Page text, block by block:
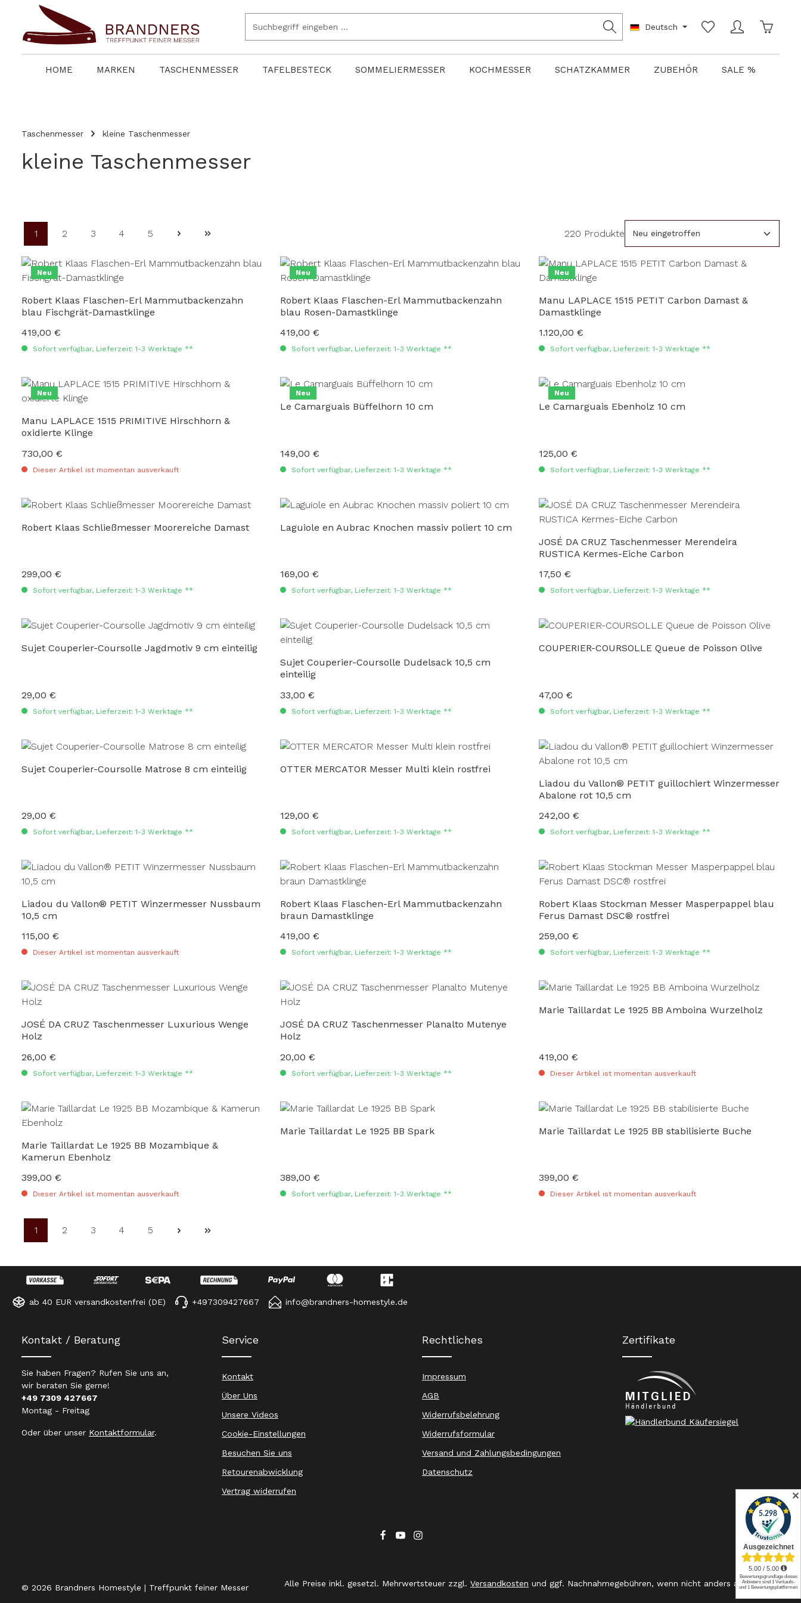
Zur Hauptnavigation springen
Deutsch
HOME MARKEN TASCHENMESSER TAFELBESTECK SOMMELIERMESSER KOCHMESSER SCHATZKAMMER ZUBEHÖR SALE %
Taschenmesser kleine Taschenmesser
kleine Taschenmesser
Seite
1
Seite
2
Seite
3
Seite
4
Seite
5 220 Produkte
Neu
Robert Klaas Flaschen-Erl Mammutbackenzahn
blau Fischgrät-Damastklinge
Regulärer Preis:
419,00 €
Sofort verfügbar, Lieferzeit: 1-3 Werktage **
Neu
Robert Klaas Flaschen-Erl Mammutbackenzahn
blau Rosen-Damastklinge
Regulärer Preis:
419,00 €
Sofort verfügbar, Lieferzeit: 1-3 Werktage **
Neu
Manu LAPLACE 1515 PETIT Carbon Damast &
Damastklinge
Regulärer Preis:
1.120,00 €
Sofort verfügbar, Lieferzeit: 1-3 Werktage **
Neu
Manu LAPLACE 1515 PRIMITIVE Hirschhorn &
oxidierte Klinge
Regulärer Preis:
730,00 €
Dieser Artikel ist momentan ausverkauft
Neu
Le Camarguais Büffelhorn 10 cm
Regulärer Preis:
149,00 €
Sofort verfügbar, Lieferzeit: 1-3 Werktage **
Neu
Le Camarguais Ebenholz 10 cm
Regulärer Preis:
125,00 €
Sofort verfügbar, Lieferzeit: 1-3 Werktage **
Robert Klaas Schließmesser Moorereiche Damast
Regulärer Preis:
299,00 €
Sofort verfügbar, Lieferzeit: 1-3 Werktage **
Laguiole en Aubrac Knochen massiv poliert 10 cm
Regulärer Preis:
169,00 €
Sofort verfügbar, Lieferzeit: 1-3 Werktage **
JOSÉ DA CRUZ Taschenmesser Merendeira
RUSTICA Kermes-Eiche Carbon
Regulärer Preis:
17,50 €
Sofort verfügbar, Lieferzeit: 1-3 Werktage **
Sujet Couperier-Coursolle Jagdmotiv 9 cm einteilig
Regulärer Preis:
29,00 €
Sofort verfügbar, Lieferzeit: 1-3 Werktage **
Sujet Couperier-Coursolle Dudelsack 10,5 cm
einteilig
Regulärer Preis:
33,00 €
Sofort verfügbar, Lieferzeit: 1-3 Werktage **
COUPERIER-COURSOLLE Queue de Poisson Olive
Regulärer Preis:
47,00 €
Sofort verfügbar, Lieferzeit: 1-3 Werktage **
Sujet Couperier-Coursolle Matrose 8 cm einteilig
Regulärer Preis:
29,00 €
Sofort verfügbar, Lieferzeit: 1-3 Werktage **
OTTER MERCATOR Messer Multi klein rostfrei
Regulärer Preis:
129,00 €
Sofort verfügbar, Lieferzeit: 1-3 Werktage **
Liadou du Vallon® PETIT guillochiert Winzermesser
Abalone rot 10,5 cm
Regulärer Preis:
242,00 €
Sofort verfügbar, Lieferzeit: 1-3 Werktage **
Liadou du Vallon® PETIT Winzermesser Nussbaum
10,5 cm
Regulärer Preis:
115,00 €
Dieser Artikel ist momentan ausverkauft
Robert Klaas Flaschen-Erl Mammutbackenzahn
braun Damastklinge
Regulärer Preis:
419,00 €
Sofort verfügbar, Lieferzeit: 1-3 Werktage **
Robert Klaas Stockman Messer Masperpappel blau
Ferus Damast DSC® rostfrei
Regulärer Preis:
259,00 €
Sofort verfügbar, Lieferzeit: 1-3 Werktage **
JOSÉ DA CRUZ Taschenmesser Luxurious Wenge
Holz
Regulärer Preis:
26,00 €
Sofort verfügbar, Lieferzeit: 1-3 Werktage **
JOSÉ DA CRUZ Taschenmesser Planalto Mutenye
Holz
Regulärer Preis:
20,00 €
Sofort verfügbar, Lieferzeit: 1-3 Werktage **
Marie Taillardat Le 1925 BB Amboina Wurzelholz
Regulärer Preis:
419,00 €
Dieser Artikel ist momentan ausverkauft
Marie Taillardat Le 1925 BB Mozambique &
Kamerun Ebenholz
Regulärer Preis:
399,00 €
Dieser Artikel ist momentan ausverkauft
Marie Taillardat Le 1925 BB Spark
Regulärer Preis:
389,00 €
Sofort verfügbar, Lieferzeit: 1-3 Werktage **
Marie Taillardat Le 1925 BB stabilisierte Buche
Regulärer Preis:
399,00 €
Dieser Artikel ist momentan ausverkauft
Seite
1
Seite
2
Seite
3
Seite
4
Seite
5
ab 40 EUR versandkostenfrei (DE) +497309427667 info@brandners-homestyle.de
Kontakt / Beratung
Sie haben Fragen? Rufen Sie uns an,
wir beraten Sie gerne!
+49 7309 427667
Montag - Freitag
Oder über unser Kontaktformular.
Service
Kontakt
Über Uns
Unsere Videos
Cookie-Einstellungen
Besuchen Sie uns
Retourenabwicklung
Vertrag widerrufen
Rechtliches
Impressum
AGB
Widerrufsbelehrung
Widerrufsformular
Versand und Zahlungsbedingungen
Datenschutz
Zertifikate
© 2026 Brandners Homestyle | Treffpunkt feiner Messer Alle Preise inkl. gesetzl. Mehrwertsteuer zzgl. Versandkosten und ggf. Nachnahmegebühren, wenn nicht anders angegeben.
✕